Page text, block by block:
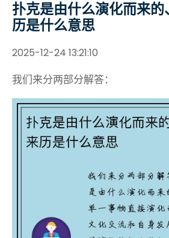
扑克是由什么演化而来
历是什么意思
2025-12-24 13:21:10
我们来分两部分解答：